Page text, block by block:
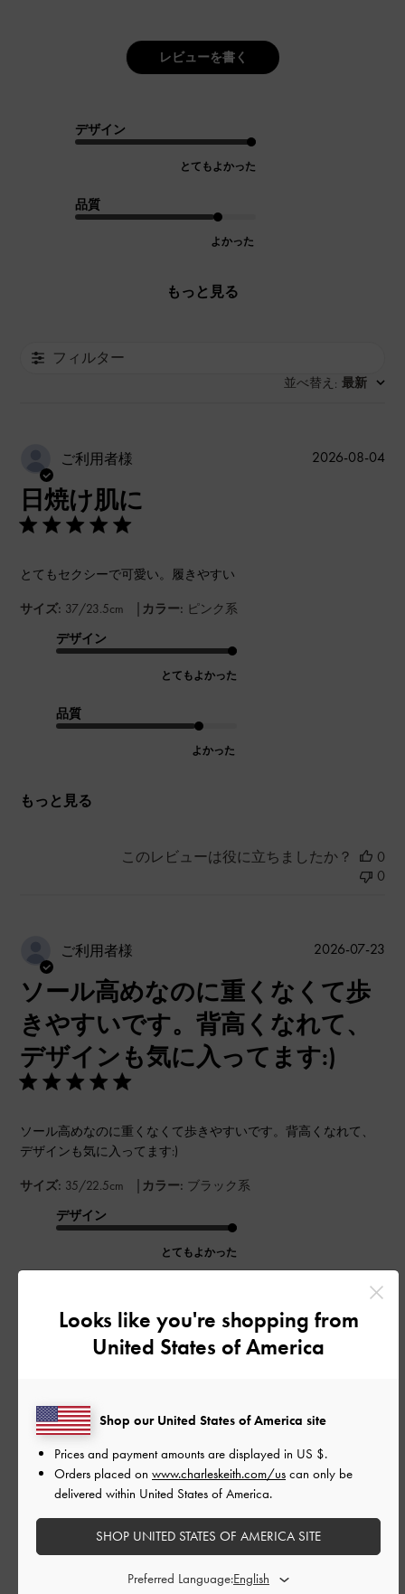
レビューを書く
デザイン
とてもよかった
品質
よかった
もっと見る
フィルター
並べ替え : 最新
ご利用者様
日焼け肌に
とてもセクシーで可愛い。履きやすい
サイズ: 37/23.5cm | カラー: ピンク系
デザイン
とてもよかった
品質
よかった
もっと見る
公
2026-08-04
このレビューは役に立ちましたか？
0
0
ご利用者様
ソール高めなのに重くなくて歩
きやすいです。背高くなれて、
デザインも気に入ってます:)
ソール高めなのに重くなくて歩きやすいです。背高くなれて、
デザインも気に入ってます:)
サイズ: 35/22.5cm | カラー: ブラック系
デザイン
とてもよかった
よかった
公
2026-07-23
このレビューは役に立ちましたか？
ご利用者様
どのコーデでも合う！かわい
2026-06-28
Looks like you're shopping from
United States of America
Shop our United States of America site
Prices and payment amounts are displayed in US $.
Orders placed on www.charleskeith.com/us can only be
delivered within United States of America.
SHOP UNITED STATES OF AMERICA SITE
Preferred Language: